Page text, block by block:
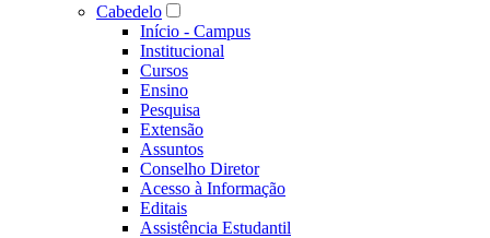
Cabedelo
Início - Campus
Institucional
Cursos
Ensino
Pesquisa
Extensão
Assuntos
Conselho Diretor
Acesso à Informação
Editais
Assistência Estudantil